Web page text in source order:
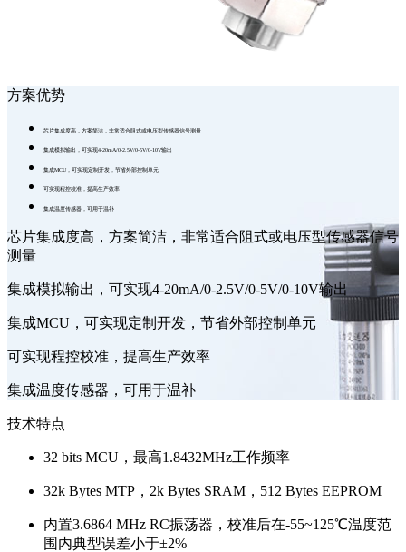
方案优势
芯片集成度高，方案简洁，非常适合阻式或电压型传感器信号测量
集成模拟输出，可实现4-20mA/0-2.5V/0-5V/0-10V输出
集成MCU，可实现定制开发，节省外部控制单元
可实现程控校准，提高生产效率
集成温度传感器，可用于温补
芯片集成度高，方案简洁，非常适合阻式或电压型传感器信号
测量
集成模拟输出，可实现4-20mA/0-2.5V/0-5V/0-10V输出
集成MCU，可实现定制开发，节省外部控制单元
可实现程控校准，提高生产效率
集成温度传感器，可用于温补
技术特点
32 bits MCU，最高1.8432MHz工作频率
32k Bytes MTP，2k Bytes SRAM，512 Bytes EEPROM
内置3.6864 MHz RC振荡器，校准后在-55~125℃温度范
围内典型误差小于±2%